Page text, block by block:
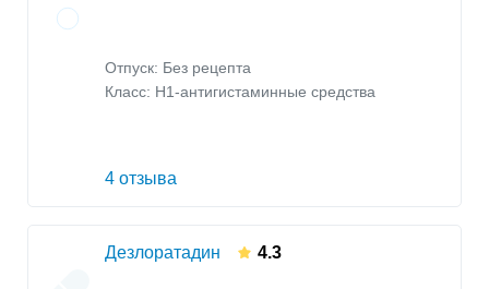
Отпуск: Без рецепта
Класс: H1-антигистаминные средства
4 отзыва
Дезлоратадин 4.3